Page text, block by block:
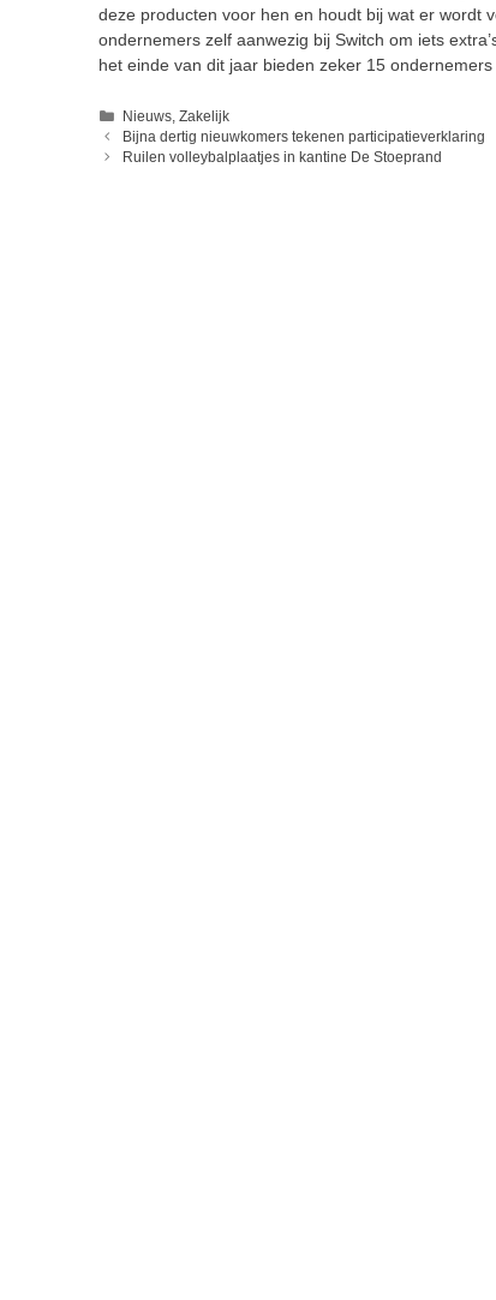
deze producten voor hen en houdt bij wat er wordt
ondernemers zelf aanwezig bij Switch om iets
het einde van dit jaar bieden zeker 15
Categorieën
Nieuws ,Zakelijk
Bijna dertig nieuwkomers tekenen participatieverklaring
Ruilen volleybalplaatjes in kantine De Stoeprand